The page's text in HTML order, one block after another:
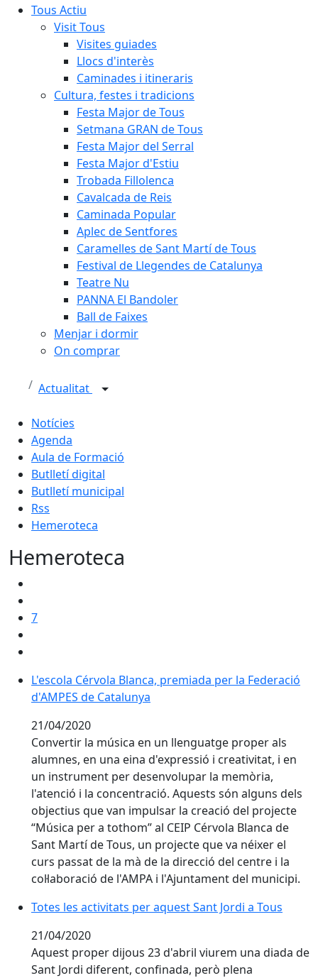
Tous Actiu
Visit Tous
Visites guiades
Llocs d'interès
Caminades i itineraris
Cultura, festes i tradicions
Festa Major de Tous
Setmana GRAN de Tous
Festa Major del Serral
Festa Major d'Estiu
Trobada Fillolenca
Cavalcada de Reis
Caminada Popular
Aplec de Sentfores
Caramelles de Sant Martí de Tous
Festival de Llegendes de Catalunya
Teatre Nu
PANNA El Bandoler
Ball de Faixes
Menjar i dormir
On comprar
Actualitat
Notícies
Agenda
Aula de Formació
Butlletí digital
Butlletí municipal
Rss
Hemeroteca
Hemeroteca
7
L'escola Cérvola Blanca, premiada per la Federació
L'escola Cérvola Blanca, premiada per la Federació
d'AMPES de Catalunya
21/04/2020
Convertir la música en un llenguatge proper als
alumnes, en una eina d'expressió i creativitat, i en
un instrument per desenvolupar la memòria,
l'atenció i la concentració. Aquests són alguns dels
objectius que van impulsar la creació del projecte
“Música per a tothom” al CEIP Cérvola Blanca de
Sant Martí de Tous, un projecte que va néixer el
curs passat de la mà de la direcció del centre i la
col·laboració de l'AMPA i l'Ajuntament del municipi.
Totes les activitats per aquest Sant Jordi a Tous
Totes les activitats per aquest Sant Jordi a Tous
21/04/2020
Aquest proper dijous 23 d'abril viurem una diada de
Sant Jordi diferent, confinada, però plena